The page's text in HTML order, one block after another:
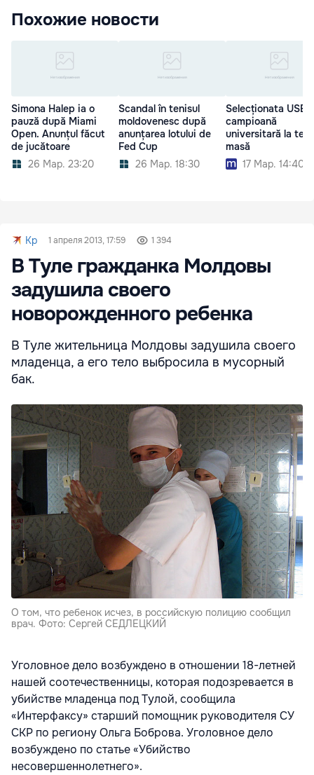
Похожие новости
Simona Halep ia o
pauză după Miami
Open. Anunțul făcut
de jucătoare
26 Мар. 23:20
Scandal în tenisul
moldovenesc după
anunțarea lotului de
Fed Cup
26 Мар. 18:30
Selecționata
campioană
universitară la
masă
17 Мар. 14:40
Kp 1 апреля 2013, 17:59 1 394
В Туле гражданка Молдовы
задушила своего
новорожденного ребенка
В Туле жительница Молдовы задушила своего
младенца, а его тело выбросила в мусорный
бак.
О том, что ребенок исчез, в российскую полицию сообщил
врач. Фото: Сергей СЕДЛЕЦКИЙ
Уголовное дело возбуждено в отношении 18-летней
нашей соотечественницы, которая подозревается в
убийстве младенца под Тулой, сообщила
«Интерфаксу» старший помощник руководителя СУ
СКР по региону Ольга Боброва. Уголовное дело
возбуждено по статье «Убийство
несовершеннолетнего».